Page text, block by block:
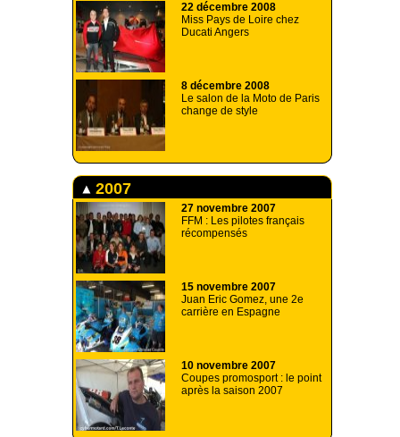
22 décembre 2008
Miss Pays de Loire chez
Ducati Angers
8 décembre 2008
Le salon de la Moto de Paris
change de style
2007
27 novembre 2007
FFM : Les pilotes français
récompensés
15 novembre 2007
Juan Eric Gomez, une 2e
carrière en Espagne
10 novembre 2007
Coupes promosport : le point
après la saison 2007